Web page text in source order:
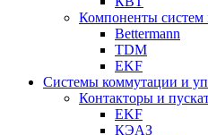
Компоненты
Bettermann
TDM
EKF
Системы коммутации и
Контакторы и
EKF
КЭАЗ